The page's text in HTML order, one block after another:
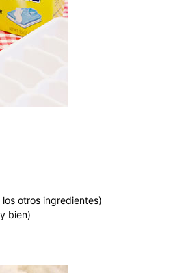
otros ingredientes)
bien)